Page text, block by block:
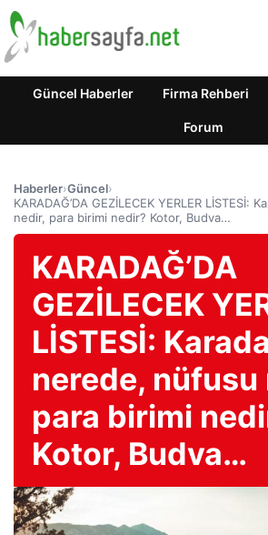
Güncel Haberler Firma Rehberi
Forum
Haberler›Güncel›
KARADAĞ’DA GEZİLECEK YERLER LİSTESİ:
nedir, para birimi nedir? Kotor, Budva…
KARADAĞ’DA
GEZİLECEK
LİSTESİ:
nerede, nüfusu
para birimi
Kotor, Budva…